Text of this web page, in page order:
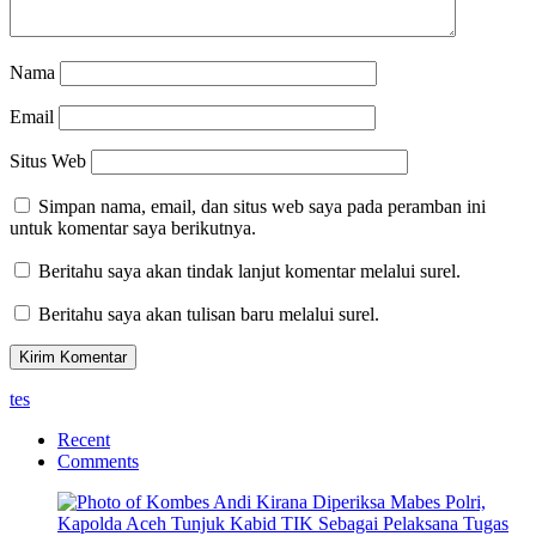
Nama
Email
Situs Web
Simpan nama, email, dan situs web saya pada peramban ini
untuk komentar saya berikutnya.
Beritahu saya akan tindak lanjut komentar melalui surel.
Beritahu saya akan tulisan baru melalui surel.
tes
Recent
Comments